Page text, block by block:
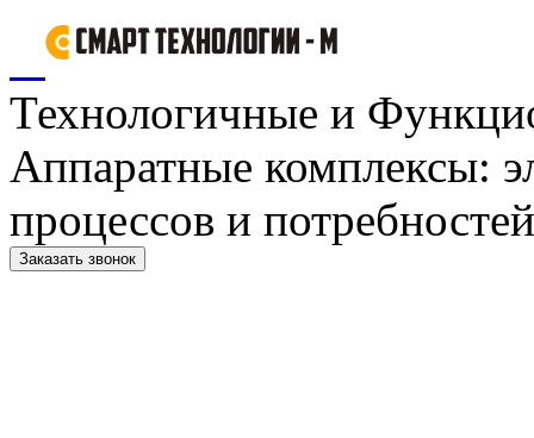
Технологичные и
Аппаратные комплексы:
процессов и
Заказать звонок